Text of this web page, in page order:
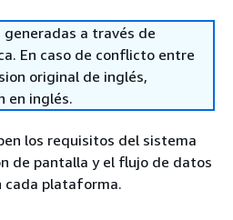
a través de
En caso de conflicto entre
original de inglés,
en inglés.
los requisitos del sistema
de pantalla y el flujo de datos
cada plataforma.